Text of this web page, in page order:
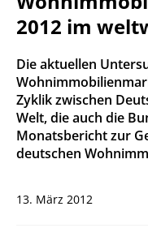
2012 im
Die aktuellen
Zyklik zwischen
Welt, die auch die
Monatsbericht zur
deutschen
13. März 2012